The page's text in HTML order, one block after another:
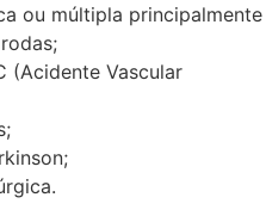
ou múltipla principalmente
(Acidente Vascular